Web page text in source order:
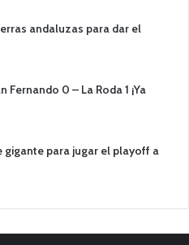
andaluzas para dar el
0 – La Roda 1 ¡Ya
gigante para jugar el playoff a